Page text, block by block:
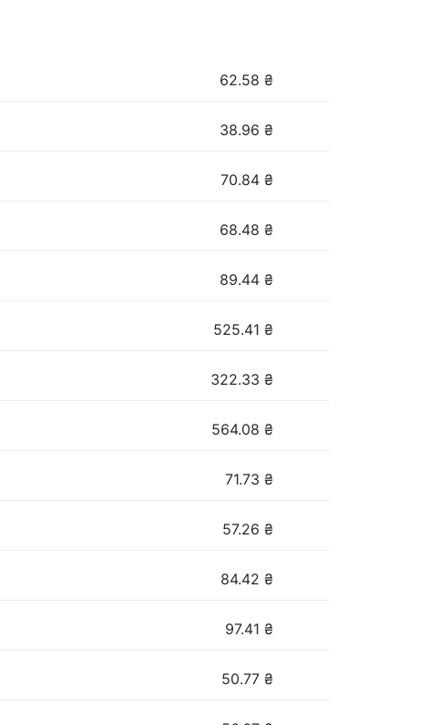
62.58 ₴
38.96 ₴
70.84 ₴
68.48 ₴
89.44 ₴
525.41 ₴
322.33 ₴
564.08 ₴
71.73 ₴
57.26 ₴
84.42 ₴
97.41 ₴
50.77 ₴